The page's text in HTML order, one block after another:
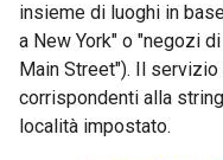
insieme di luoghi in
a New York" o "negozi
Main Street"). Il
corrispondenti alla
località impostato.